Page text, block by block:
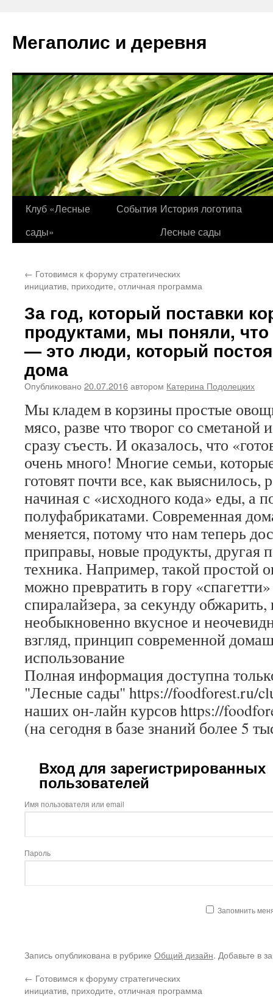
содержимому
Мегаполис и деревня
Клуб «Лесные
сады»
События История логотипа
Лесные сады
← Готовимся к форуму стратегических
инициатив, приходите, отличная программа
За год, который поставки
продуктами, мы поняли,
— это люди, который
дома
Опубликовано 20.07.2016автором Катерина Подолецких
Мы кладем в корзины простые
мясо, разве что творог со сметаной
сразу съесть. И оказалось, что
очень много! Многие семьи,
готовят почти все, как выяснилось,
начиная с «исходного кода» еды, а
полуфабрикатами. Современная
меняется, потому что нам теперь
приправы, новые продукты, другая
техника. Например, такой простой
можно превратить в гору
спиралайзера, за секунду обжарить,
необыкновенно вкусное и
взгляд, принцип современной
использование
Полная информация доступна
"Лесные сады" https://foodforest.ru/
наших он-лайн курсов https://
(на сегодня в базе знаний более 5
Вход для зарегистрированных
пользователей
Имя пользователя или email
Пароль
Запомнить
Запись опубликована в рубрике Общий дизайн. Добавьте в
← Готовимся к форуму стратегических
инициатив, приходите, отличная программа